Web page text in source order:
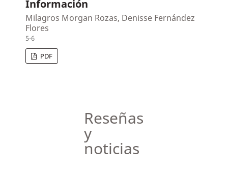
Información
Milagros Morgan Rozas, Denisse Fernández
Flores
5-6
PDF
Reseñas
y
noticias